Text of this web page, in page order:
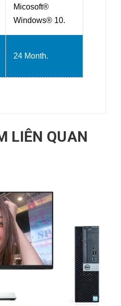
Micosoft®
Windows® 10.
24 Month.
LIÊN QUAN